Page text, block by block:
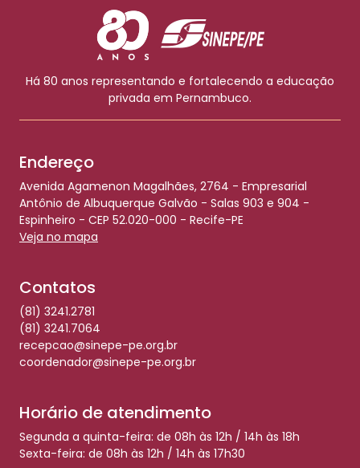
Há 80 anos representando e fortalecendo a educação
privada em Pernambuco.
Endereço
Avenida Agamenon Magalhães, 2764 - Empresarial
Antônio de Albuquerque Galvão - Salas 903 e 904 -
Espinheiro - CEP 52.020-000 - Recife-PE
Veja no mapa
Contatos
(81) 3241.2781
(81) 3241.7064
recepcao@sinepe-pe.org.br
coordenador@sinepe-pe.org.br
Horário de atendimento
Segunda a quinta-feira: de 08h às 12h / 14h às 18h
Sexta-feira: de 08h às 12h / 14h às 17h30